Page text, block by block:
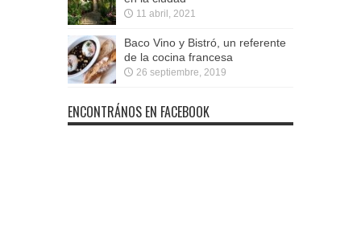
11 abril, 2021
Baco Vino y Bistró, un referente
de la cocina francesa
26 septiembre, 2019
ENCONTRÁNOS EN FACEBOOK